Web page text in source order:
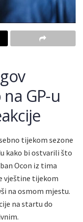
GP-u
tijekom sezone
kako bi ostvarili što
Ocon iz tima
vještine tijekom
na osmom mjestu.
na startu do